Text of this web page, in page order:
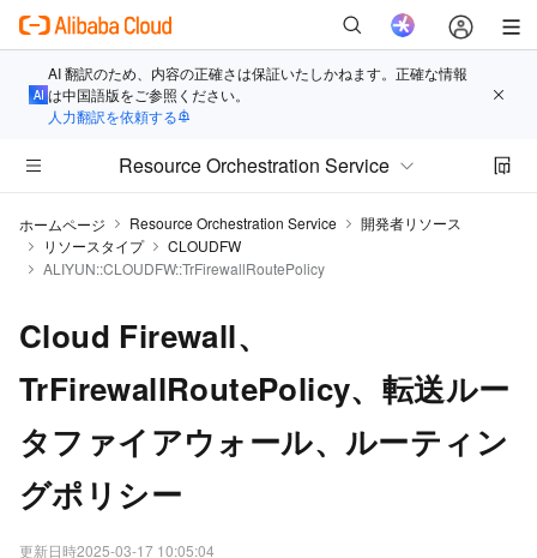
AI 翻訳のため、内容の正確さは保証いたしかねます。正確な情報
は中国語版をご参照ください。
人力翻訳を依頼する
Resource Orchestration Service
ホームページ Resource Orchestration Service
開発者リソース
リソースタイプ
CLOUDFW
ALIYUN::CLOUDFW::TrFirewallRoutePolicy
Cloud Firewall、
TrFirewallRoutePolicy、転送ルー
タファイアウォール、ルーティン
グポリシー
更新日時2025-03-17 10:05:04